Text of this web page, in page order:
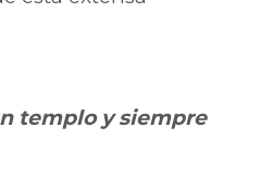
templo y siempre